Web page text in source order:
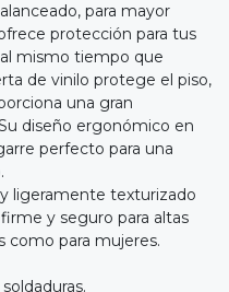
para mayor
protección para tus
mismo tiempo que
de vinilo protege el piso,
una gran
diseño ergonómico en
perfecto para una
ligeramente texturizado
y seguro para altas
como para mujeres.